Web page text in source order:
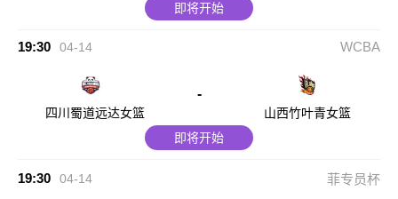
即将开始
19:30 04-14 WCBA
四川蜀道远达女篮
-
山西竹叶青女篮
即将开始
19:30 04-14 菲专员杯